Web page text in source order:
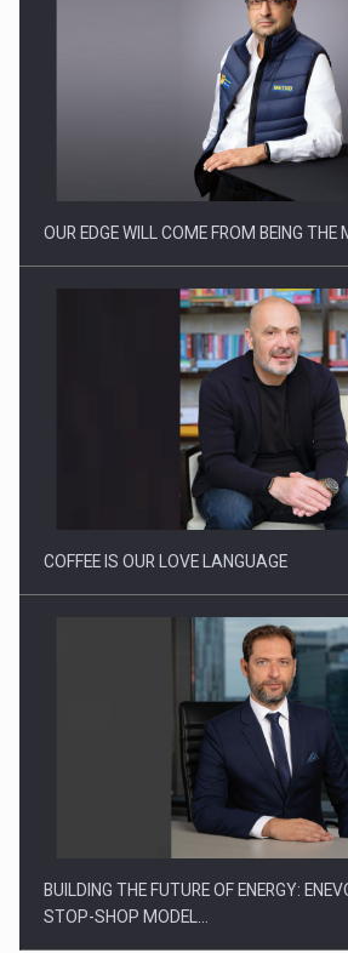
Producatorii si comerciantii care nu se
Proteinmaxxing and the Future of Protein
OUR EDGE WILL COME FROM BEING
COFFEE IS OUR LOVE LANGUAGE
BUILDING THE FUTURE OF ENERGY:
STOP-SHOP MODEL…